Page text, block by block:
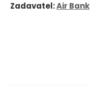
Zadavatel:Air Bank